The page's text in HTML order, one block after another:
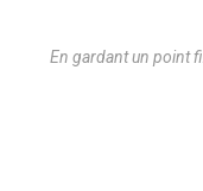
En gardant un point